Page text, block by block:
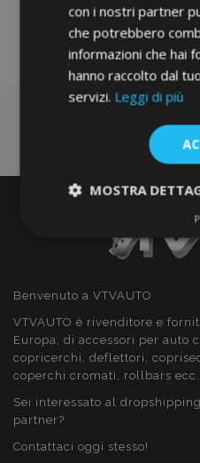
Benvenuto a VTVAUTO
VTVAUTO è rivenditore e
Europa, di accessori per auto
copricerchi, deflettori,
coperchi cromati, rollbars ecc.
Sei interessato al
partner?
Contattaci oggi stesso!
con i nostri partner
che potrebbero
informazioni che hai
hanno raccolto dal
servizi. Leggi di più
MOSTRA
necessari